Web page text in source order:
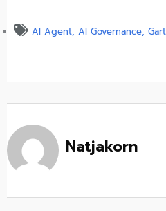
AI Agent, AI Governance,
Natjakorn